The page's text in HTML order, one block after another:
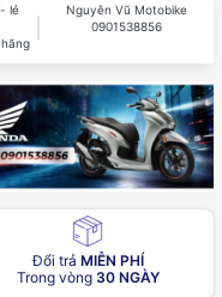
lẻ
Nguyên Vũ Motobike
0901538856
Đổi trả MIỄN PHÍ
Trong vòng 30 NGÀY